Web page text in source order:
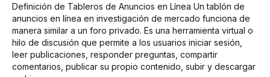
Definición de Tableros de Anuncios en Línea Un tablón de
anuncios en línea en investigación de mercado funciona de
manera similar a un foro privado. Es una herramienta virtual o
hilo de discusión que permite a los usuarios iniciar sesión,
leer publicaciones, responder preguntas, compartir
comentarios, publicar su propio contenido, subir y descargar